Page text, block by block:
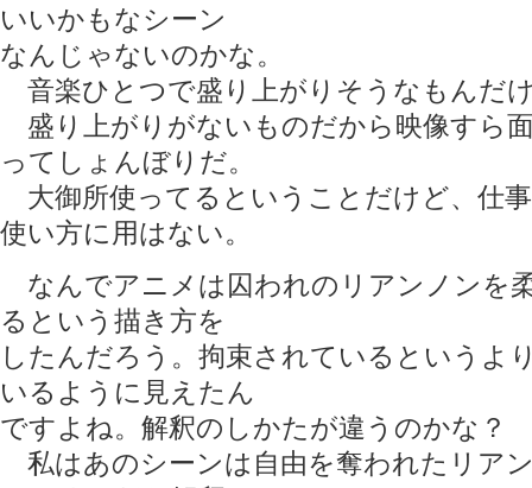
いいかもなシーン
なんじゃないのかな。
音楽ひとつで盛り上がりそうなもんだ
盛り上がりがないものだから映像すら
ってしょんぼりだ。
大御所使ってるということだけど、仕
使い方に用はない。
なんでアニメは囚われのリアンノンを
るという描き方を
したんだろう。拘束されているというよ
いるように見えたん
ですよね。解釈のしかたが違うのかな？
私はあのシーンは自由を奪われたリア